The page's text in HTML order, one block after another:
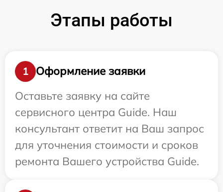
Этапы работы
1
Оформление заявки
Оставьте заявку на сайте
сервисного центра Guide. Наш
консультант ответит на Ваш запрос
для уточнения стоимости и сроков
ремонта Вашего устройства Guide.